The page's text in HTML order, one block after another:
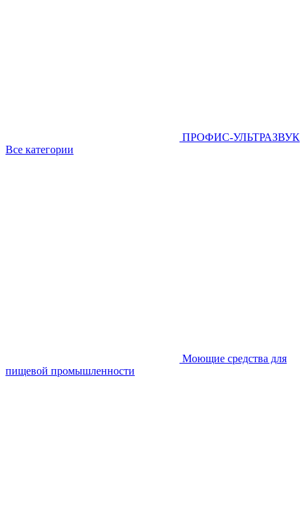
ПРОФИС-УЛЬТРАЗВУК
Все категории
Моющие средства для
пищевой промышленности